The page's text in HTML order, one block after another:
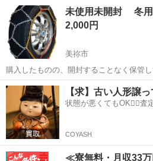
山口 美祢市 タイヤ、ホイール
未使用未開封 冬用
2,000円
美祢市
購入したものの、開封することなく保管しており
山口 美祢市 タイヤ、ホイール
【求】古い人形譲
状態が悪くてもOK🙆‍♀️査
COYASH
≪寮無料・月収33